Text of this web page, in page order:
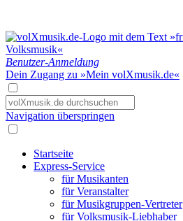
Benutzer-Anmeldung
Dein Zugang zu »Mein volXmusik.de«
Navigation überspringen
Startseite
Express-Service
für Musikanten
für Veranstalter
für Musikgruppen-Vertreter
für Volksmusik-Liebhaber